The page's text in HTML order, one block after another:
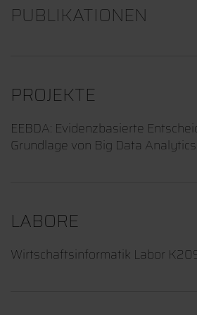
PUBLIKATIONEN
PROJEKTE
EEBDA: Evidenzbasierte
Grundlage von Big Data Analytics
LABORE
Wirtschaftsinformatik Labor